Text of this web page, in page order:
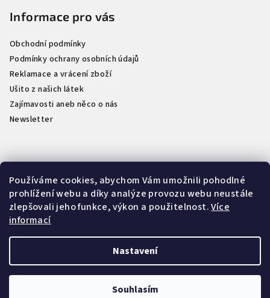
Používáme cookies, abychom Vám umožnili pohodlné
prohlížení webu a díky analýze provozu webu neustále
zlepšovali jeho funkce, výkon a použitelnost.Více
informací
Nastavení
Souhlasím
Informace pro vás
Obchodní podmínky
Podmínky ochrany osobních údajů
Reklamace a vrácení zboží
Ušito z našich látek
Zajímavosti aneb něco o nás
Newsletter
Kontakt
info @naselatky.cz
733 712 333